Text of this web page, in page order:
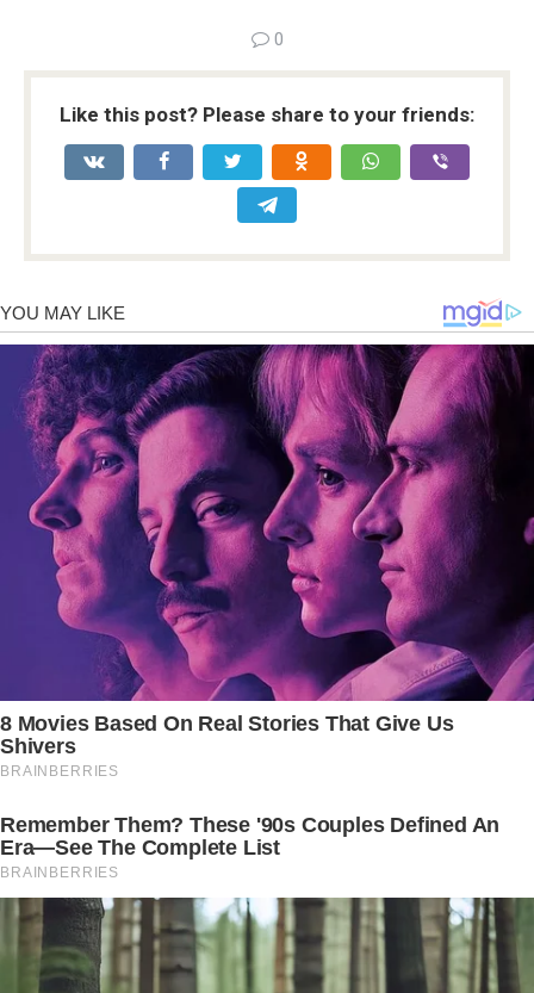
0
Like this post? Please share to your friends: